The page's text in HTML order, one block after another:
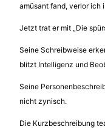
amüsant fand, verlor ich
Jetzt trat er mit „Die
Seine Schreibweise
blitzt Intelligenz und
Seine
nicht zynisch.
Die Kurzbeschreibung